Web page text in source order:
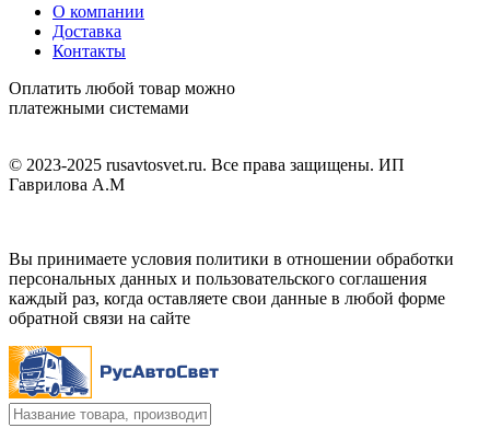
О компании
Доставка
Контакты
Оплатить любой товар можно
платежными системами
© 2023-2025 rusavtosvet.ru. Все права защищены. ИП
Гаврилова А.М
Вы принимаете условия политики в отношении обработки
персональных данных и пользовательского соглашения
каждый раз, когда оставляете свои данные в любой форме
обратной связи на сайте